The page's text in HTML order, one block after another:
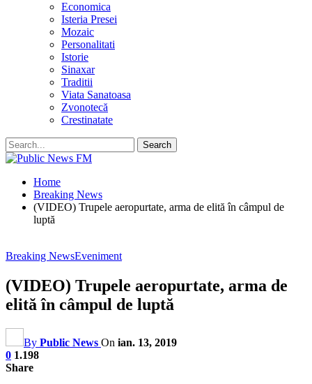
Economica
Isteria Presei
Mozaic
Personalitati
Istorie
Sinaxar
Traditii
Viata Sanatoasa
Zvonotecă
Crestinatate
Home
Breaking News
(VIDEO) Trupele aeropurtate, arma de elită în câmpul de
luptă
Breaking NewsEveniment
(VIDEO) Trupele aeropurtate, arma de
elită în câmpul de luptă
By Public News On ian. 13, 2019
0 1.198
Share